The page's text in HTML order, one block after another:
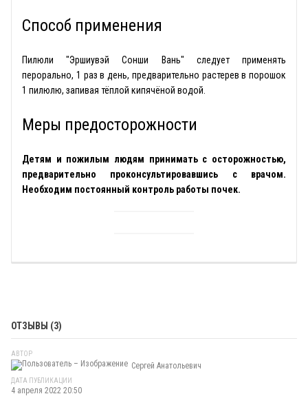
Способ применения
Пилюли "Эршиувэй Сонши Вань" следует применять
перорально, 1 раз в день, предварительно растерев в порошок
1 пилюлю, запивая тёплой кипячёной водой.
Меры предосторожности
Детям и пожилым людям принимать с осторожностью,
предварительно проконсультировавшись с врачом.
Необходим постоянный контроль работы почек.
ОТЗЫВЫ (3)
АВТОР
Сергей Анатольевич
ДАТА ПУБЛИКАЦИИ
4 апреля 2022 20:50